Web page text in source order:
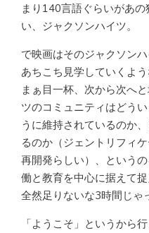
まり140言語ぐらいがあ
い、ジャクソンハイツ。
で映画はそのジャクソン
あちこち見学していくよ
まぁ目一杯、次から次へ
ツのコミュニティはどう
うに維持されているのか
るのか（ジェントリフィ
再開発らしい）、という
働と教育を中心に据えて
全然足りないな3時間じゃ
「ようこそ」というから